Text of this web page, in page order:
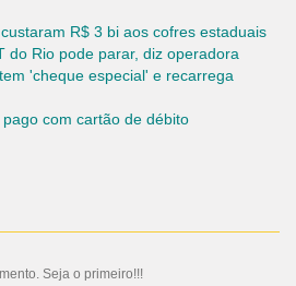
R$ 3 bi aos cofres estaduais
do Rio pode parar, diz operadora
'cheque especial' e recarrega
com cartão de débito
Seja o primeiro!!!